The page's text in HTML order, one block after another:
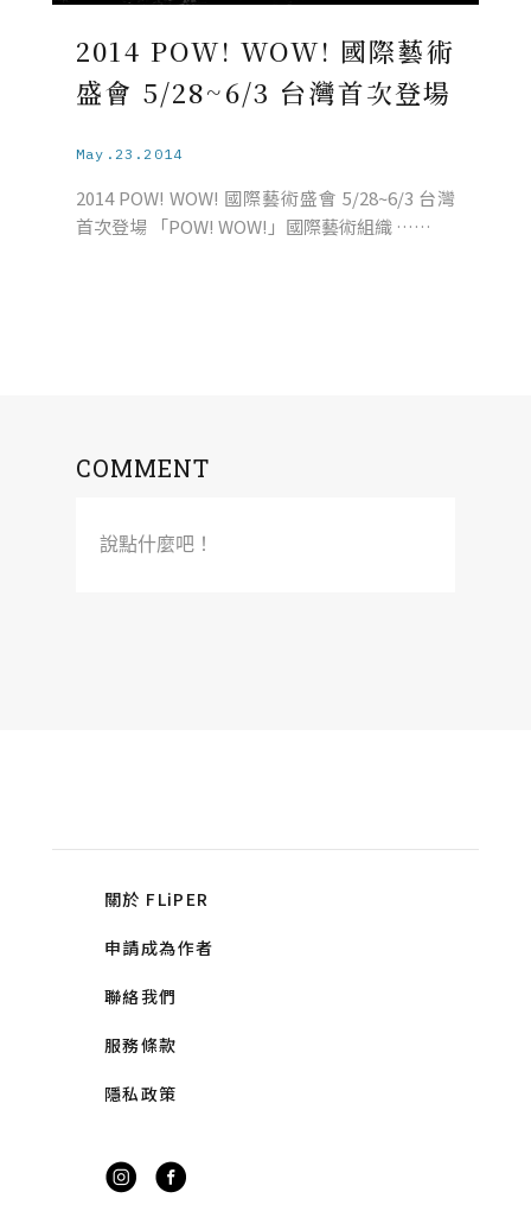
2014 POW! WOW! 國際藝術
盛會 5/28~6/3 台灣首次登場
May.23.2014
2014 POW! WOW! 國際藝術盛會 5/28~6/3 台灣
首次登場 「POW! WOW!」國際藝術組織 ……
COMMENT
說點什麼吧！
關於 FLiPER
申請成為作者
聯絡我們
服務條款
隱私政策